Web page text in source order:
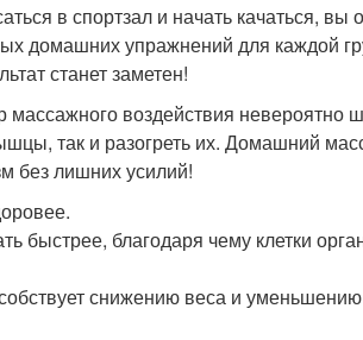
в спортзал и начать качаться, вы
домашних упражнений для каждой
станет заметен!
воздействия невероятно
так и разогреть их. Домашний
без лишних усилий!
благодаря чему клетки
снижению веса и